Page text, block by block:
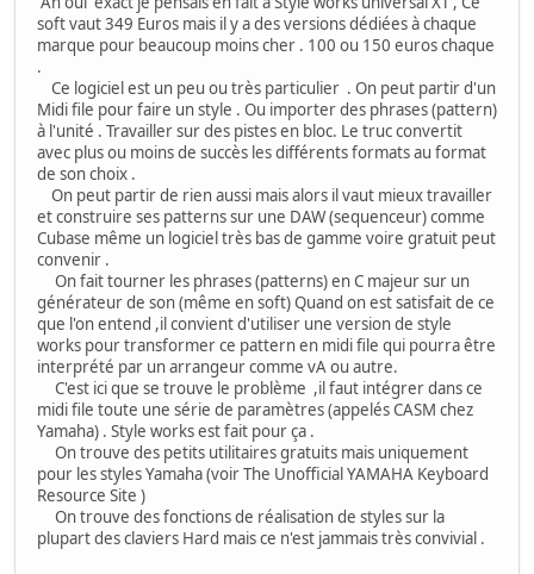
soft vaut 349 Euros mais il y a des versions dédiées à chaque
marque pour beaucoup moins cher . 100 ou 150 euros chaque
.
Ce logiciel est un peu ou très particulier . On peut partir d'un
Midi file pour faire un style . Ou importer des phrases (pattern)
à l'unité . Travailler sur des pistes en bloc. Le truc convertit
avec plus ou moins de succès les différents formats au format
de son choix .
On peut partir de rien aussi mais alors il vaut mieux travailler
et construire ses patterns sur une DAW (sequenceur) comme
Cubase même un logiciel très bas de gamme voire gratuit peut
convenir .
On fait tourner les phrases (patterns) en C majeur sur un
générateur de son (même en soft) Quand on est satisfait de ce
que l'on entend ,il convient d'utiliser une version de style
works pour transformer ce pattern en midi file qui pourra être
interprété par un arrangeur comme vA ou autre.
C'est ici que se trouve le problème ,il faut intégrer dans ce
midi file toute une série de paramètres (appelés CASM chez
Yamaha) . Style works est fait pour ça .
On trouve des petits utilitaires gratuits mais uniquement
pour les styles Yamaha (voir The Unofficial YAMAHA Keyboard
Resource Site )
On trouve des fonctions de réalisation de styles sur la
plupart des claviers Hard mais ce n'est jammais très convivial .